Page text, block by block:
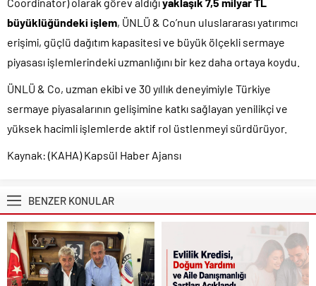
Coordinator) olarak görev aldığıyaklaşık 7,5 milyar TL
büyüklüğündeki işlem, ÜNLÜ & Co’nun uluslararası yatırımcı
erişimi, güçlü dağıtım kapasitesi ve büyük ölçekli sermaye
piyasası işlemlerindeki uzmanlığını bir kez daha ortaya koydu.
ÜNLÜ & Co, uzman ekibi ve 30 yıllık deneyimiyle Türkiye
sermaye piyasalarının gelişimine katkı sağlayan yenilikçi ve
yüksek hacimli işlemlerde aktif rol üstlenmeyi sürdürüyor.
Kaynak: (KAHA) Kapsül Haber Ajansı
BENZER KONULAR